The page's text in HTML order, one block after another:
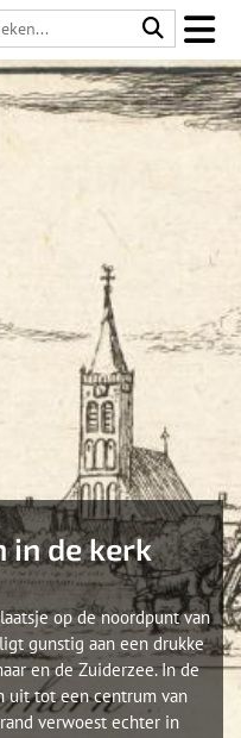
in de kerk
op de noordpunt van
gunstig aan een drukke
en de Zuiderzee. In de
uit tot een centrum van
verwoest echter in